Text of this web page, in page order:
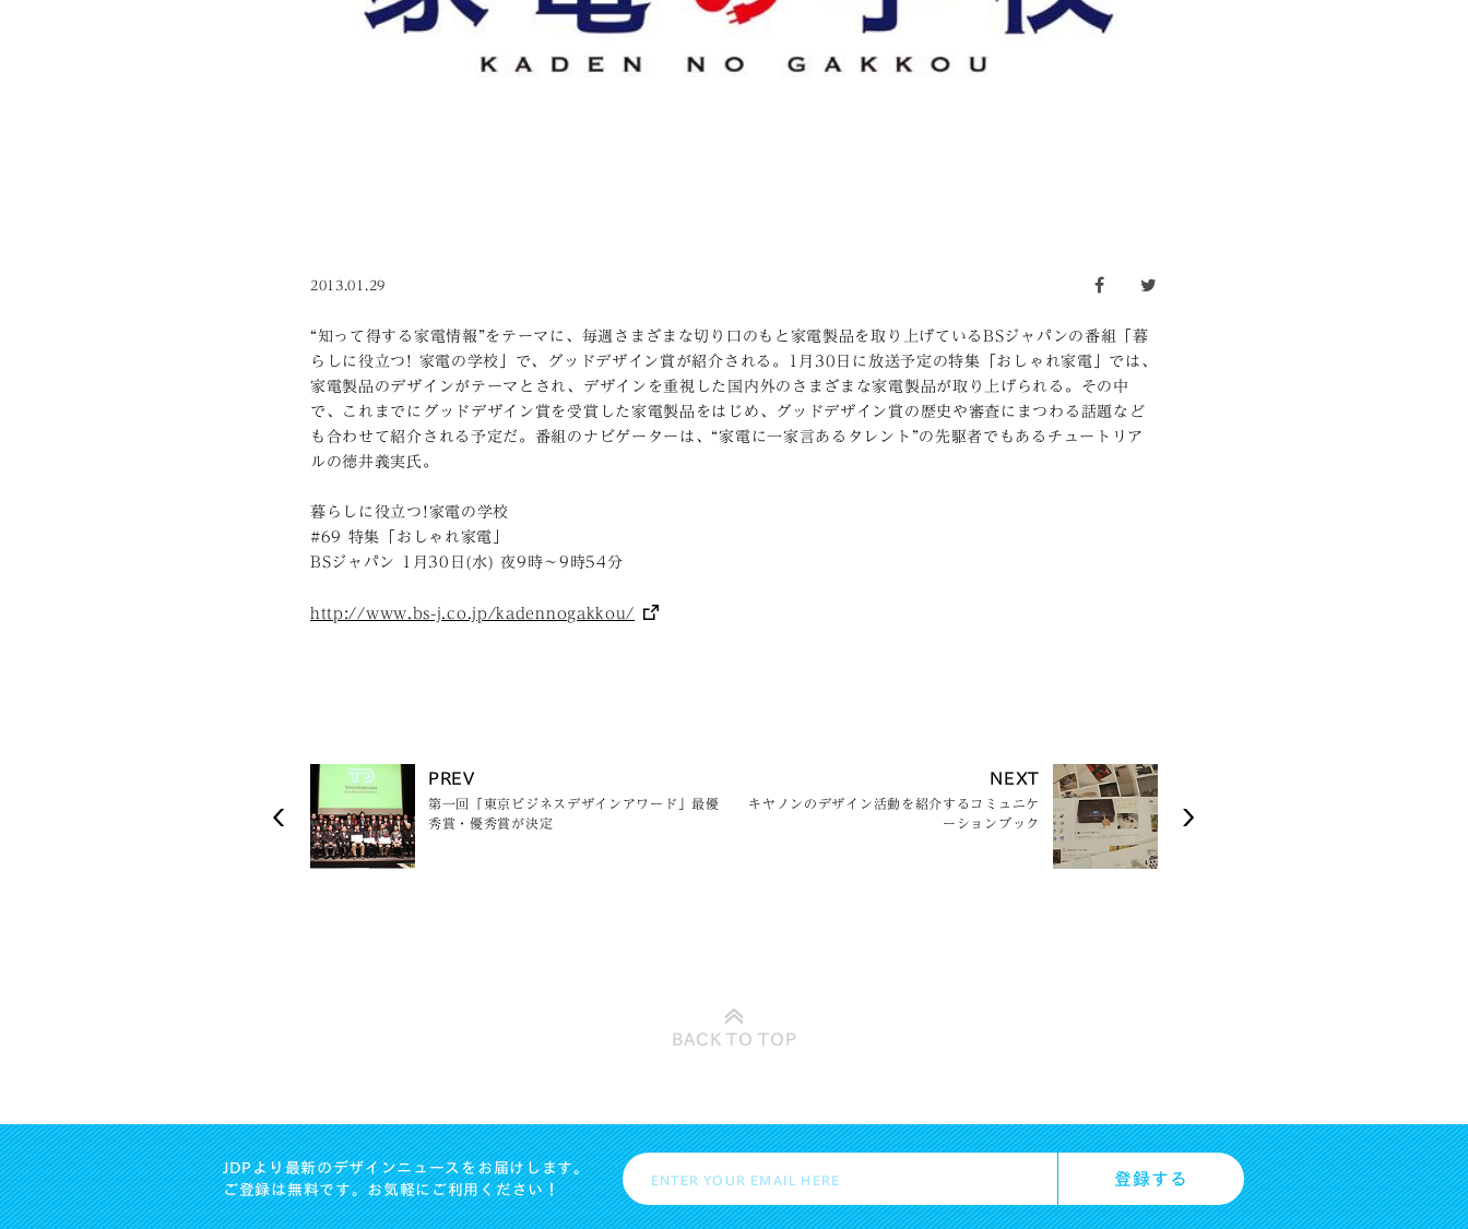
2013.01.29 facebook
“知って得する家電情報”をテーマに、毎週さまざまな切り口のもと家電製品を取り上げているBSジャパンの番組「暮
らしに役立つ! 家電の学校」で、グッドデザイン賞が紹介される。1月30日に放送予定の特集「おしゃれ家電」では、
家電製品のデザインがテーマとされ、デザインを重視した国内外のさまざまな家電製品が取り上げられる。その中
で、これまでにグッドデザイン賞を受賞した家電製品をはじめ、グッドデザイン賞の歴史や審査にまつわる話題など
も合わせて紹介される予定だ。番組のナビゲーターは、“家電に一家言あるタレント”の先駆者でもあるチュートリア
ルの徳井義実氏。
暮らしに役立つ!家電の学校
#69 特集「おしゃれ家電」
BSジャパン 1月30日(水) 夜9時〜9時54分
http://www.bs-j.co.jp/kadennogakkou/
PREV
第一回「東京ビジネスデザインアワード」最優
秀賞・優秀賞が決定
NEXT
キヤノンのデザイン活動を紹介するコミュニケ
ーションブック
BACK TOTOP
JDPより最新のデザインニュースをお届けします。
ご登録は無料です。お気軽にご利用ください！